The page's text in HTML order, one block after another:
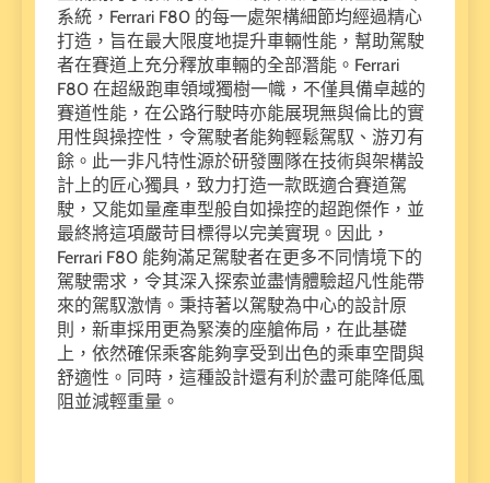
系統，Ferrari F80 的每一處架構細節均經過精心
打造，旨在最大限度地提升車輛性能，幫助駕駛
者在賽道上充分釋放車輛的全部潛能。Ferrari
F80 在超級跑車領域獨樹一幟，不僅具備卓越的
賽道性能，在公路行駛時亦能展現無與倫比的實
用性與操控性，令駕駛者能夠輕鬆駕馭、游刃有
餘。此一非凡特性源於研發團隊在技術與架構設
計上的匠心獨具，致力打造一款既適合賽道駕
駛，又能如量產車型般自如操控的超跑傑作，並
最終將這項嚴苛目標得以完美實現。因此，
Ferrari F80 能夠滿足駕駛者在更多不同情境下的
駕駛需求，令其深入探索並盡情體驗超凡性能帶
來的駕馭激情。秉持著以駕駛為中心的設計原
則，新車採用更為緊湊的座艙佈局，在此基礎
上，依然確保乘客能夠享受到出色的乘車空間與
舒適性。同時，這種設計還有利於盡可能降低風
阻並減輕重量。